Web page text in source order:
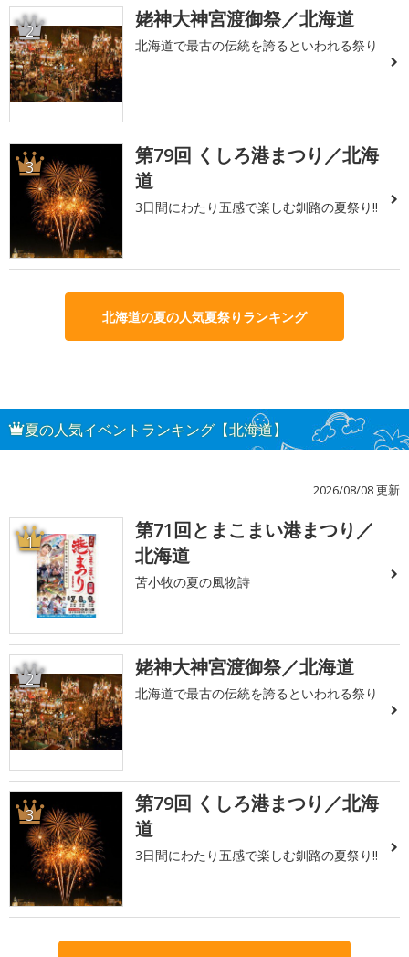
2 姥神大神宮渡御祭／北海道
北海道で最古の伝統を誇るといわれる祭り
3
第79回 くしろ港まつり／北海
道
3日間にわたり五感で楽しむ釧路の夏祭り!!
北海道の夏の人気夏祭りランキング
夏の人気イベントランキング【北海道】
2026/08/08 更新
1
第71回とまこまい港まつり／
北海道
苫小牧の夏の風物詩
2 姥神大神宮渡御祭／北海道
北海道で最古の伝統を誇るといわれる祭り
3
第79回 くしろ港まつり／北海
道
3日間にわたり五感で楽しむ釧路の夏祭り!!